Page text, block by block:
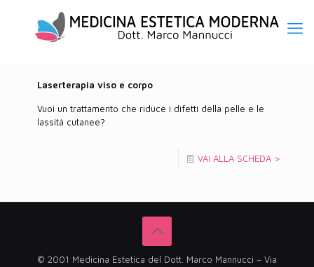
Laserterapia viso e corpo
Vuoi un trattamento che riduce i difetti della pelle e le
lassità cutanee?
VAI ALLA SCHEDA >
© 2001 Medicina Estetica del Dott. Marco Mannucci – Via